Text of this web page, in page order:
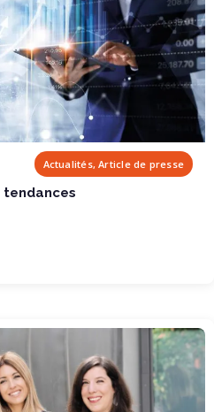
Actualités, Article de presse
tendances